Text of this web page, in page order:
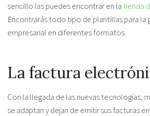
sencillo las puedes encontrar en latienda
Encontrarás todo tipo de plantillas para la
empresarial en diferentes formatos.
La factura
Con la llegada de las nuevas tecnologías,
se adaptan y dejan de emitir sus facturas